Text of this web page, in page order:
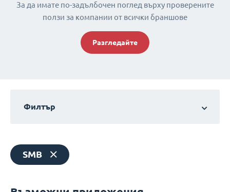
За да имате по-задълбочен поглед върху проверените
ползи за компании от всички браншове
Разгледайте
Филтър
SMB